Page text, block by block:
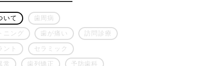
いて 歯周病
ニング 歯が痛い 訪問診療
ント セラミック
常 歯列矯正 予防歯科